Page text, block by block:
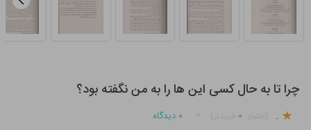
چرا تا به حال کسی این ها را به من نگفته بود؟
. ۰ ۰ دیدگاه